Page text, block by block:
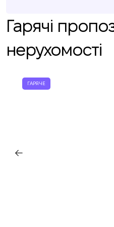
Гарячі
нерухомості
ГАРЯЧЕ
Ми вам